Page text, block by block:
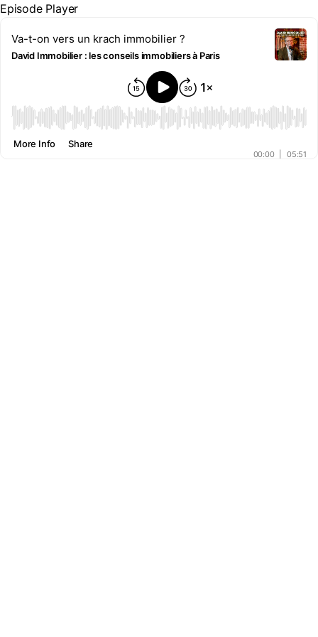
Episode Player
Va-t-on vers un krach immobilier ?
David Immobilier : les conseils immobiliers à Paris
00:00
00:00 05:51
More Info Share